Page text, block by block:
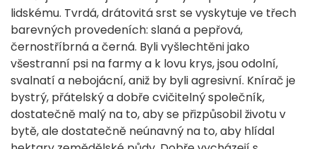
lidskému. Tvrdá, drátovitá srst se vyskytuje ve třech
barevných provedeních: slaná a pepřová,
černostříbrná a černá. Byli vyšlechtěni jako
všestranní psi na farmy a k lovu krys, jsou odolní,
svalnatí a nebojácní, aniž by byli agresivní. Knírač je
bystrý, přátelský a dobře cvičitelný společník,
dostatečně malý na to, aby se přizpůsobil životu v
bytě, ale dostatečně neúnavný na to, aby hlídal